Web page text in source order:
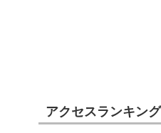
アクセスランキング